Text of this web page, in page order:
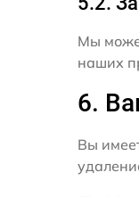
Мы
наших
6.
Вы